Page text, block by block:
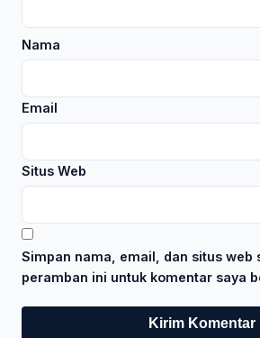
Nama
Email
Situs Web
Simpan nama, email, dan situs web
peramban ini untuk komentar saya